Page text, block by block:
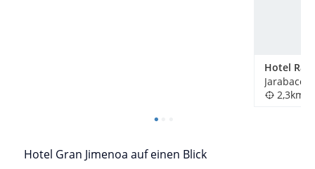
2,3km
Hotel Gran Jimenoa auf einen Blick